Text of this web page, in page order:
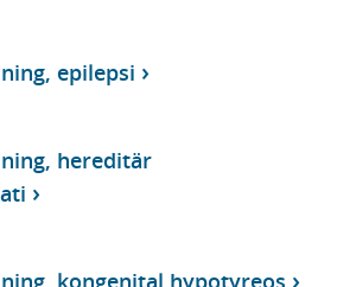
epilepsi
hereditär
kongenital hypotyreos